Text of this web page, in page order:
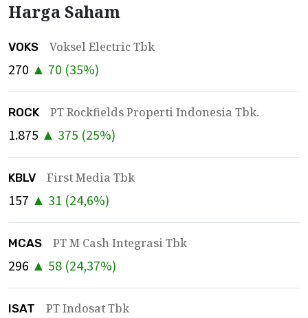
Harga Saham
VOKS Voksel Electric Tbk
270 ▲ 70 (35%)
ROCK PT Rockfields Properti Indonesia Tbk.
1.875 ▲ 375 (25%)
KBLV First Media Tbk
157 ▲ 31 (24,6%)
MCAS PT M Cash Integrasi Tbk
296 ▲ 58 (24,37%)
ISAT PT Indosat Tbk